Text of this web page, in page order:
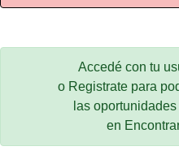
Accedé con tu
o Registrate para
las
en